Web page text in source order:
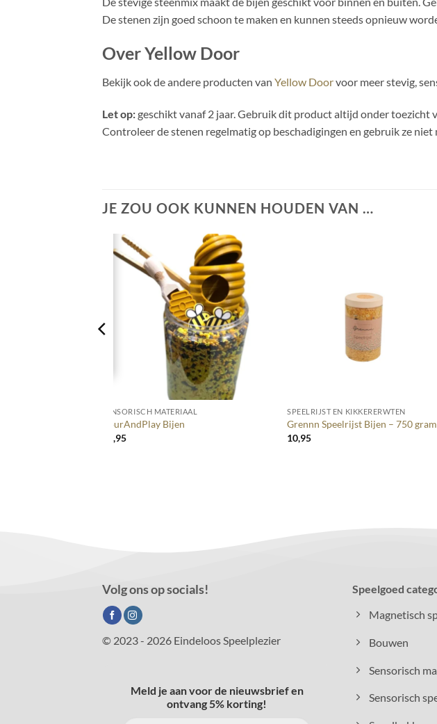
De stenen zijn goed schoon te maken en kunnen steeds opnieuw
Over Yellow Door
Bekijk ook de andere producten van Yellow Doorvoor meer stevig,
Let op:geschikt vanaf 2 jaar. Gebruik dit product altijd onder toezicht
Controleer de stenen regelmatig op beschadigingen en gebruik ze
JE ZOU OOK KUNNEN HOUDEN VAN …
SENSORISCH MATERIAAL
PourAndPlay Bijen
32,95
SPEELRIJST EN KIKKERERWTEN
Grennn Speelrijst Bijen – 750 gram
10,95
Volg ons op socials!
© 2023 - 2026 Eindeloos Speelplezier
Meld je aan voor de nieuwsbrief en
ontvang 5% korting!
Speelgoed
Magnetisch
Bouwen
Sensorisch
Sensorisch